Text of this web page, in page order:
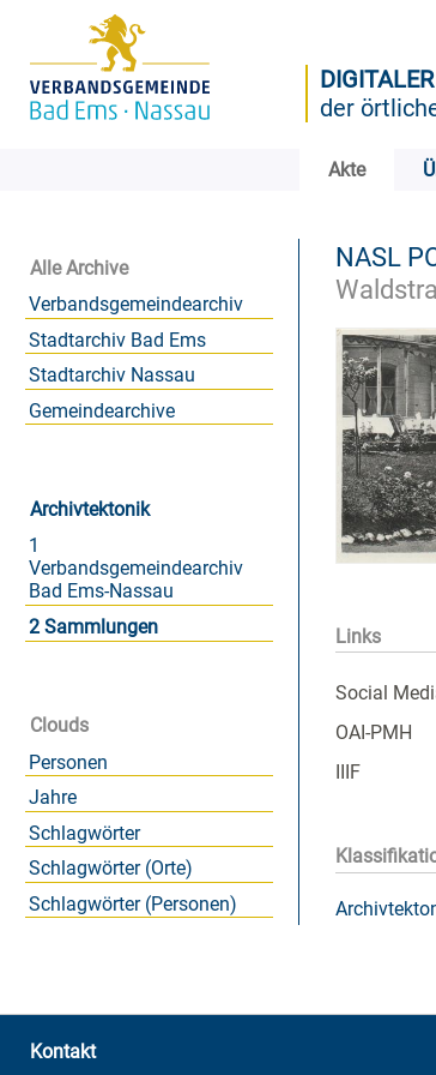
der
Akte
Alle Archive
Verbandsgemeindearchiv
Stadtarchiv Bad Ems
Stadtarchiv Nassau
Gemeindearchive
Archivtektonik
1
Verbandsgemeindearchiv
Bad Ems-Nassau
2 Sammlungen
Clouds
Personen
Jahre
Schlagwörter
Schlagwörter (Orte)
Schlagwörter (Personen)
NASL
Links
Social
OAI-PMH
IIIF
Kontakt